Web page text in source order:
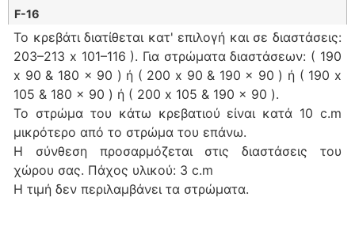
F-16
Το κρεβάτι διατίθεται κατ' επιλογή και σε διαστάσεις:
203–213 x 101–116 ). Για στρώματα διαστάσεων: ( 190
x 90 & 180 x 90 ) ή ( 200 x 90 & 190 x 90 ) ή ( 190 x
105 & 180 x 90 ) ή ( 200 x 105 & 190 x 90 ).
Το στρώμα του κάτω κρεβατιού είναι κατά 10 c.m
μικρότερο από το στρώμα του επάνω.
Η σύνθεση προσαρμόζεται στις διαστάσεις του
χώρου σας. Πάχος υλικού: 3 c.m
Η τιμή δεν περιλαμβάνει τα στρώματα.